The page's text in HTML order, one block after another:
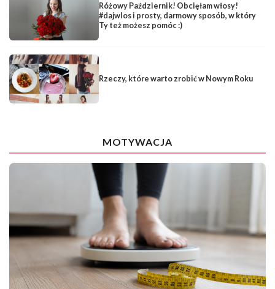
Różowy Październik! Obcięłam włosy!
#dajwlos i prosty, darmowy sposób, w który
Ty też możesz pomóc :)
Rzeczy, które warto zrobić w Nowym Roku
MOTYWACJA